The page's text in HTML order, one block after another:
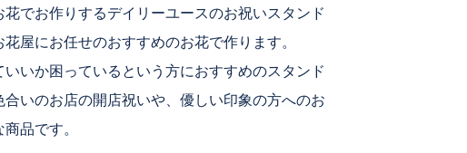
でお作りするデイリーユースのお祝いスタンド
屋にお任せのおすすめのお花で作ります。
いいか困っているという方におすすめのスタンド
いのお店の開店祝いや、優しい印象の方へのお
品です。